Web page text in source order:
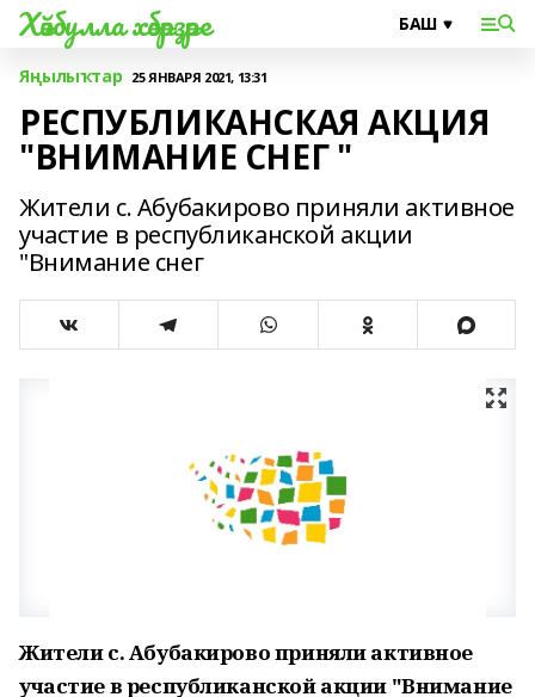
Хәйбулла хәбәрҙәре
Яңылыҡтар 25 ЯНВАРЯ 2021, 13:31
РЕСПУБЛИКАНСКАЯ АКЦИЯ
"ВНИМАНИЕ СНЕГ "
Жители с. Абубакирово приняли активное
участие в республиканской акции
"Внимание снег
Жители с. Абубакирово приняли активное
участие в республиканской акции "Внимание